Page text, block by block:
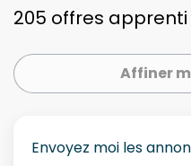
205 offres
Affiner
Envoyez moi les